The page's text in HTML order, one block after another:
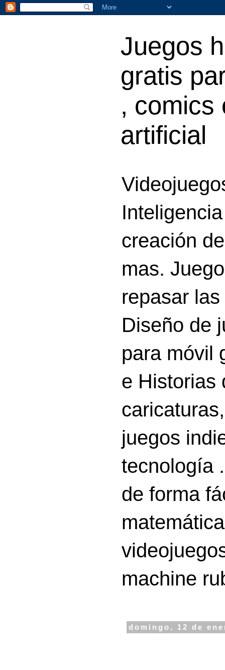
Juegos
gratis
, comics
artificial
creación
mas.
repasar
Diseño de
para móvil
e Historias
juegos
tecnología
de forma
machine
domingo, 12 de